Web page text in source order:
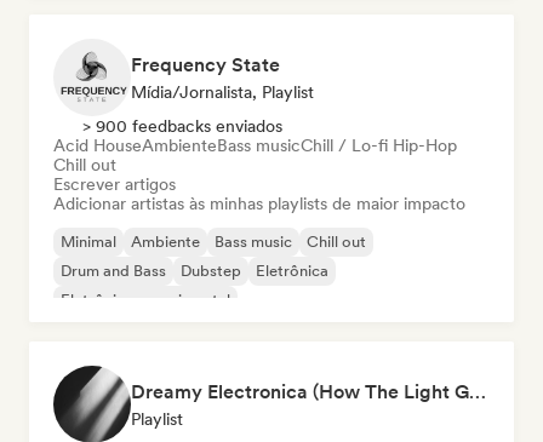
Frequency State
Mídia/Jornalista, Playlist
> 900 feedbacks enviados
Acid HouseAmbienteBass musicChill / Lo-fi Hip-Hop
Chill out
Escrever artigos
Adicionar artistas às minhas playlists de maior impacto
Minimal Ambiente Bass music
Chill out
Drum and Bass
Dubstep
Eletrônica
Eletrônica experimental
Dreamy Electronica (How The Light Gets In)
Playlist